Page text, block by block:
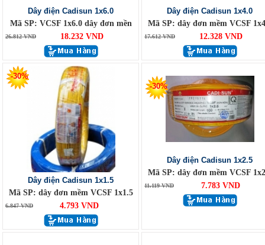
Dây điện Cadisun 1x6.0
Mã SP: VCSF 1x6.0 dây đơn mền
26.812 VND 18.232 VND
Dây điện Cadisun 1x4.0
Mã SP: dây đơn mềm VCSF
17.612 VND 12.328 VND
-30%
Dây điện Cadisun 1x1.5
Mã SP: dây đơn mềm VCSF 1x1.5
6.847 VND 4.793 VND
-30%
Dây điện Cadisun 1x2.5
Mã SP: dây đơn mềm VCSF
11.119 VND 7.783 VND